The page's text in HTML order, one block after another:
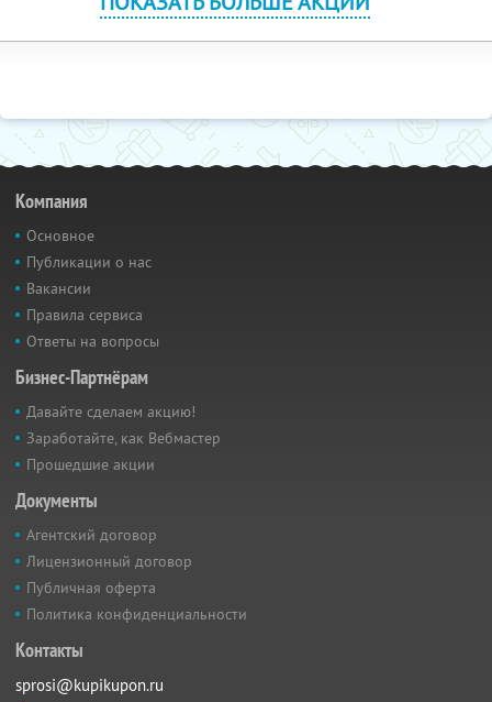
Компания
Основное
Публикации о нас
Вакансии
Правила сервиса
Ответы на вопросы
Бизнес-Партнёрам
Давайте сделаем акцию!
Заработайте, как Вебмастер
Прошедшие акции
Документы
Агентский договор
Лицензионный договор
Публичная оферта
Политика конфиденциальности
Контакты
sprosi@kupikupon.ru